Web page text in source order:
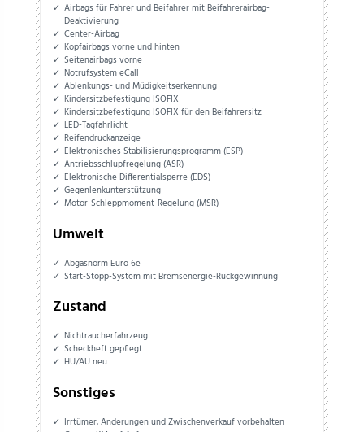
Airbags für Fahrer und Beifahrer mit Beifahrerairbag-
Deaktivierung
Center-Airbag
Kopfairbags vorne und hinten
Seitenairbags vorne
Notrufsystem eCall
Ablenkungs- und Müdigkeitserkennung
Kindersitzbefestigung ISOFIX
Kindersitzbefestigung ISOFIX für den Beifahrersitz
LED-Tagfahrlicht
Reifendruckanzeige
Elektronisches Stabilisierungsprogramm (ESP)
Antriebsschlupfregelung (ASR)
Elektronische Differentialsperre (EDS)
Gegenlenkunterstützung
Motor-Schleppmoment-Regelung (MSR)
Umwelt
Abgasnorm Euro 6e
Start-Stopp-System mit Bremsenergie-Rückgewinnung
Zustand
Nichtraucherfahrzeug
Scheckheft gepflegt
HU/AU neu
Sonstiges
Irrtümer, Änderungen und Zwischenverkauf vorbehalten